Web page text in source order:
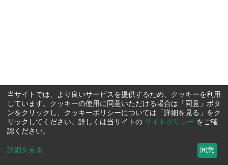
当サイトでは、より良いサービスを提供するため、クッキーを利用
しています。クッキーの使用に同意いただける場合は「同意」ボタ
ンをクリックし、クッキーポリシーについては「詳細を見る」をク
リックしてください。詳しくは当サイトの サイトポリシー をご確
認ください。
詳細を見る ... 同意